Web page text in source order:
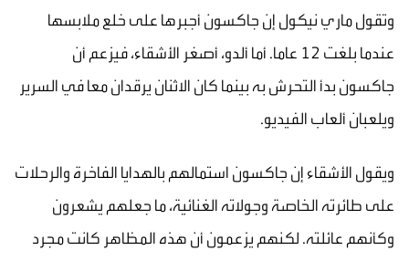
وتقول ماري نيكول إن جاكسون أجبرها على خلع ملابسها
عندما بلغت 12 عاما. أما ألدو، أصغر الأشقاء، فيزعم أن
جاكسون بدأ التحرش به بينما كان الاثنان يرقدان معا في السرير
ويلعبان ألعاب الفيديو.
ويقول الأشقاء إن جاكسون استمالهم بالهدايا الفاخرة والرحلات
على طائرته الخاصة وجولاته الغنائية، ما جعلهم يشعرون
وكأنهم عائلته. لكنهم يزعمون أن هذه المظاهر كانت مجرد